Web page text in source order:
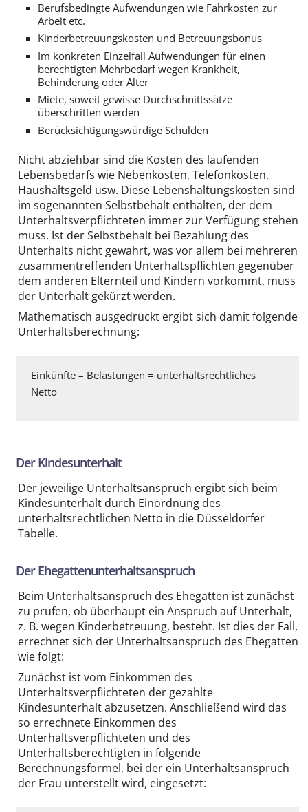
Berufsbedingte Aufwendungen wie Fahrkosten zur
Arbeit etc.
Kinderbetreuungskosten und Betreuungsbonus
Im konkreten Einzelfall Aufwendungen für einen
berechtigten Mehrbedarf wegen Krankheit,
Behinderung oder Alter
Miete, soweit gewisse Durchschnittssätze
überschritten werden
Berücksichtigungswürdige Schulden
Nicht abziehbar sind die Kosten des laufenden
Lebensbedarfs wie Nebenkosten, Telefonkosten,
Haushaltsgeld usw. Diese Lebenshaltungskosten sind
im sogenannten Selbstbehalt enthalten, der dem
Unterhaltsverpflichteten immer zur Verfügung stehen
muss. Ist der Selbstbehalt bei Bezahlung des
Unterhalts nicht gewahrt, was vor allem bei mehreren
zusammentreffenden Unterhaltspflichten gegenüber
dem anderen Elternteil und Kindern vorkommt, muss
der Unterhalt gekürzt werden.
Mathematisch ausgedrückt ergibt sich damit folgende
Unterhaltsberechnung:
Einkünfte – Belastungen = unterhaltsrechtliches
Netto
Der Kindesunterhalt
Der jeweilige Unterhaltsanspruch ergibt sich beim
Kindesunterhalt durch Einordnung des
unterhaltsrechtlichen Netto in die Düsseldorfer
Tabelle.
Der Ehegattenunterhaltsanspruch
Beim Unterhaltsanspruch des Ehegatten ist zunächst
zu prüfen, ob überhaupt ein Anspruch auf Unterhalt,
z. B. wegen Kinderbetreuung, besteht. Ist dies der Fall,
errechnet sich der Unterhaltsanspruch des Ehegatten
wie folgt:
Zunächst ist vom Einkommen des
Unterhaltsverpflichteten der gezahlte
Kindesunterhalt abzusetzen. Anschließend wird das
so errechnete Einkommen des
Unterhaltsverpflichteten und des
Unterhaltsberechtigten in folgende
Berechnungsformel, bei der ein Unterhaltsanspruch
der Frau unterstellt wird, eingesetzt: